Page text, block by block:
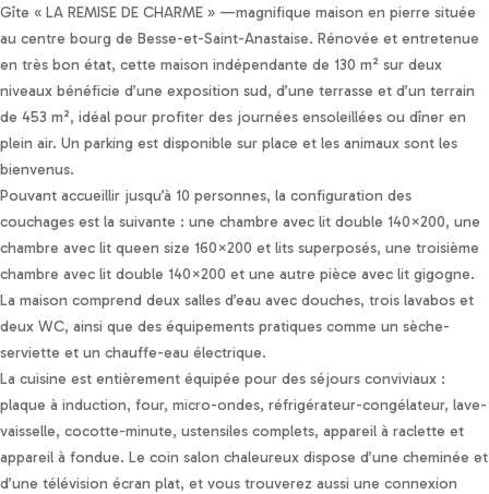
Personnaliser les préférences en matière de consentement
Gîte « LA REMISE DE CHARME » —magnifique maison en pierre située
au centre bourg de Besse-et-Saint-Anastaise. Rénovée et entretenue
en très bon état, cette maison indépendante de 130 m² sur deux
niveaux bénéficie d’une exposition sud, d’une terrasse et d’un terrain
de 453 m², idéal pour profiter des journées ensoleillées ou dîner en
plein air. Un parking est disponible sur place et les animaux sont les
bienvenus.
Pouvant accueillir jusqu’à 10 personnes, la configuration des
couchages est la suivante : une chambre avec lit double 140×200, une
chambre avec lit queen size 160×200 et lits superposés, une troisième
chambre avec lit double 140×200 et une autre pièce avec lit gigogne.
La maison comprend deux salles d’eau avec douches, trois lavabos et
deux WC, ainsi que des équipements pratiques comme un sèche-
serviette et un chauffe-eau électrique.
La cuisine est entièrement équipée pour des séjours conviviaux :
plaque à induction, four, micro-ondes, réfrigérateur-congélateur, lave-
vaisselle, cocotte-minute, ustensiles complets, appareil à raclette et
appareil à fondue. Le coin salon chaleureux dispose d’une cheminée et
d’une télévision écran plat, et vous trouverez aussi une connexion